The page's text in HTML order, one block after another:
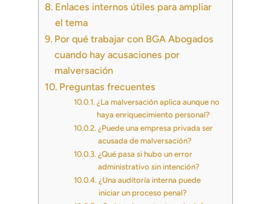
Enlaces internos útiles para ampliar
el tema
Por qué trabajar con BGA Abogados
cuando hay acusaciones por
malversación
Preguntas frecuentes
¿La malversación aplica aunque no
haya enriquecimiento personal?
¿Puede una empresa privada ser
acusada de malversación?
¿Qué pasa si hubo un error
administrativo sin intención?
¿Una auditoría interna puede
iniciar un proceso penal?